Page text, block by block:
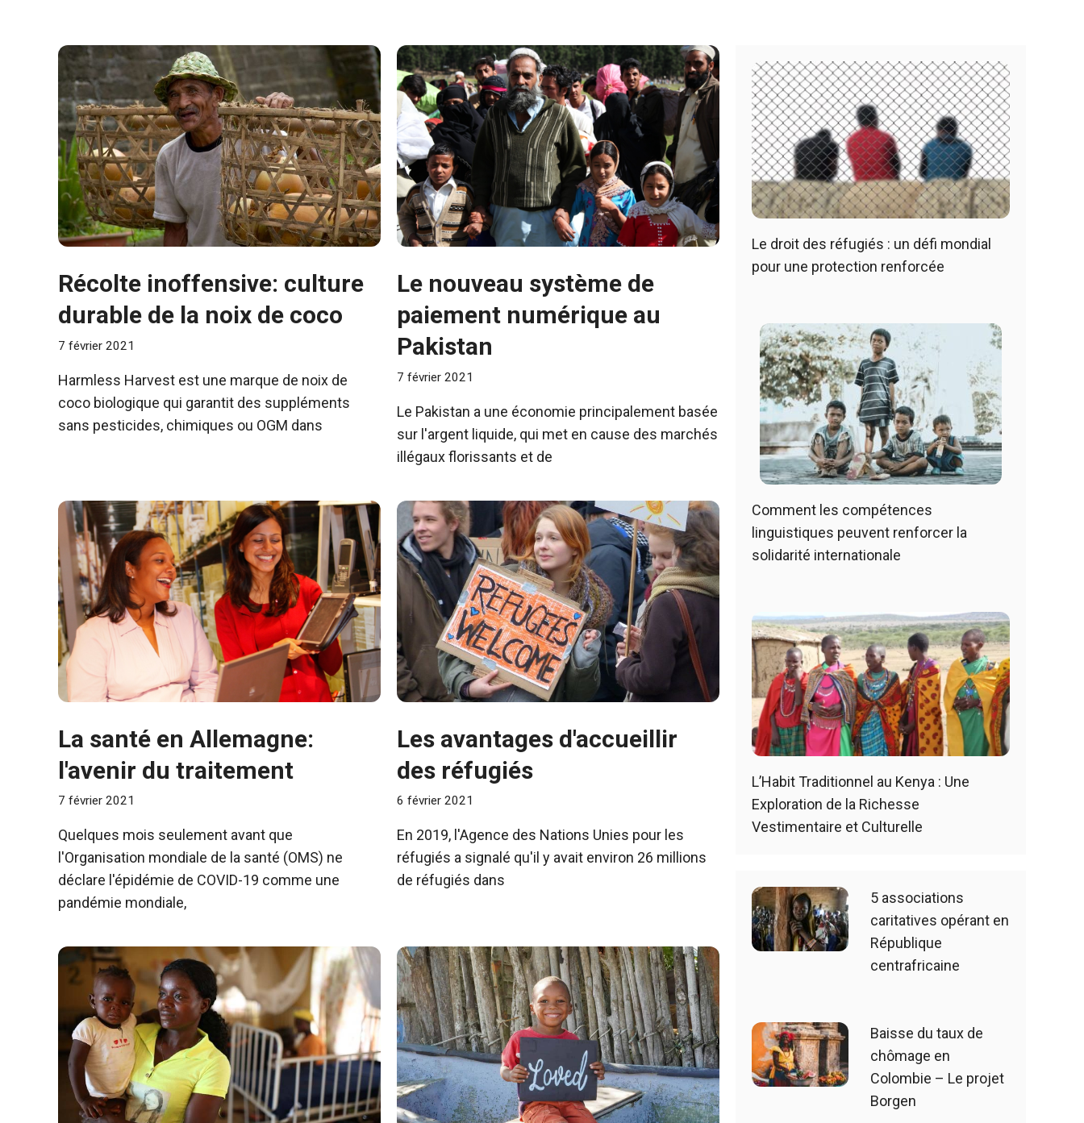
Récolte inoffensive: culture
durable de la noix de coco
7 février 2021
Harmless Harvest est une marque de noix de
coco biologique qui garantit des suppléments
sans pesticides, chimiques ou OGM dans
Le nouveau système de
paiement numérique au
Pakistan
7 février 2021
Le Pakistan a une économie principalement basée
sur l'argent liquide, qui met en cause des marchés
illégaux florissants et de
La santé en Allemagne:
l'avenir du traitement
7 février 2021
Quelques mois seulement avant que
l'Organisation mondiale de la santé (OMS) ne
déclare l'épidémie de COVID-19 comme une
pandémie mondiale,
Les avantages d'accueillir
des réfugiés
6 février 2021
En 2019, l'Agence des Nations Unies pour les
réfugiés a signalé qu'il y avait environ 26 millions
de réfugiés dans
Le droit des réfugiés : un défi mondial
pour une protection renforcée
Comment les compétences
linguistiques peuvent renforcer la
solidarité internationale
L’Habit Traditionnel au Kenya : Une
Exploration de la Richesse
Vestimentaire et Culturelle
5 associations
caritatives opérant en
République
centrafricaine
Baisse du taux de
chômage en
Colombie – Le projet
Borgen